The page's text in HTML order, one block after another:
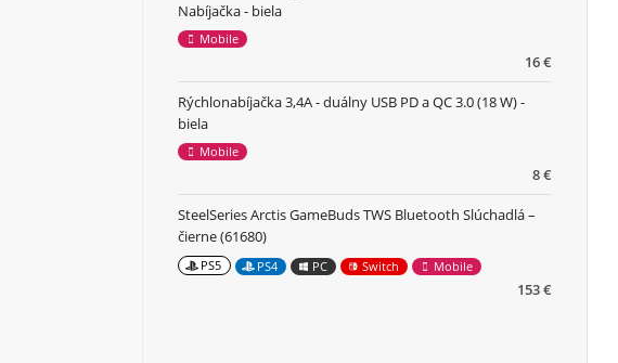
16 €
Nabíjačka - biela
Mobile
8 €
Rýchlonabíjačka 3,4A - duálny USB PD a QC 3.0 (18 W) -
biela
Mobile
153 €
SteelSeries Arctis GameBuds TWS Bluetooth Slúchadlá –
čierne (61680)
PS5 PS4 PC Switch Mobile